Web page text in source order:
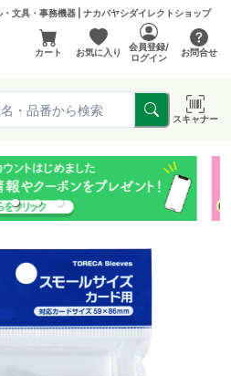
文具・事務機器 | ナカバヤシダイレクトショップ
カート お気に入り
会員登録/
ログイン
お問合せ
スキャナー